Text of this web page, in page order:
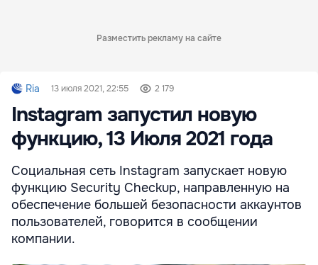
Разместить рекламу на сайте
Ria 13 июля 2021, 22:55 2 179
Instagram запустил новую
функцию, 13 Июля 2021 года
Социальная сеть Instagram запускает новую
функцию Security Checkup, направленную на
обеспечение большей безопасности аккаунтов
пользователей, говорится в сообщении
компании.